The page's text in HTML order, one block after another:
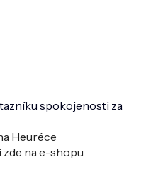
spokojenosti za
Heuréce
na e-shopu